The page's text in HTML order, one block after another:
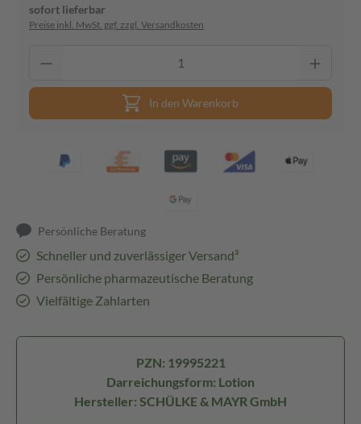
sofort lieferbar
Preise inkl. MwSt. ggf. zzgl. Versandkosten
In den Warenkorb
Persönliche Beratung
Schneller und zuverlässiger Versand³
Persönliche pharmazeutische Beratung
Vielfältige Zahlarten
PZN: 19995221
Darreichungsform: Lotion
Hersteller: SCHÜLKE & MAYR GmbH